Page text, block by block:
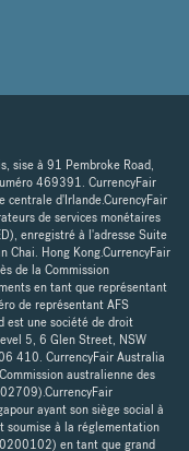
sise à 91 Pembroke Road,
469391. CurrencyFair
centrale d'Irlande.CurencyFair
de services monétaires
enregistré à l'adresse Suite
Chai. Hong Kong.CurrencyFair
de la Commission
en tant que représentant
de représentant AFS
est une société de droit
5, 6 Glen Street, NSW
410. CurrencyFair Australia
australienne des
ayant son siège social à
soumise à la réglementation
en tant que grand